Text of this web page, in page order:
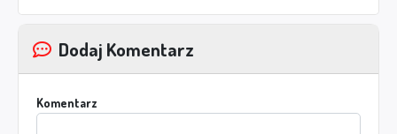
Dodaj Komentarz
Komentarz